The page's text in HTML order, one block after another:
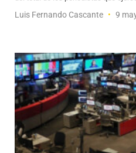
Luis Fernando Cascante 9